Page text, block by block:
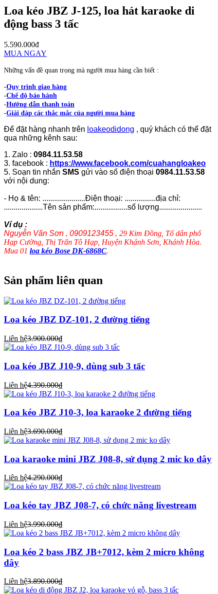
Loa kéo JBZ J-125, loa hát karaoke di
động bass 3 tấc
5.590.000đ
MUA NGAY
Những vấn đề quan trọng mà người mua hàng cần biết :
-Quy trình giao hàng
-Chế độ bảo hành
-Hướng dẫn thanh toán
-Giải đáp các thắc mắc của người mua hàng
Để đặt hàng nhanh trên loakeodidong , quý khách có thể đặt
qua những kênh sau:
1. Zalo : 0984.11.53.58
3. facebook : https://www.facebook.com/cuahangloakeo
5. Soạn tin nhắn SMS gửi vào số điện thoại 0984.11.53.58
với nội dung:
- Họ & tên: ......................Điện thoại: ................địa chỉ:
....................Tên sản phẩm:.................số lượng......................
Ví dụ :
Nguyễn Văn Sơn , 0909123455 , 29 Kim Đồng, Tổ dân phố
Hạp Cường, Thị Trấn Tô Hạp, Huyện Khánh Sơn, Khánh Hòa.
Mua 01 loa kéo Bose DK-6868C.
Sản phẩm liên quan
Loa kéo JBZ DZ-101, 2 đường tiếng
Liên hệ3.900.000₫
Loa kéo JBZ J10-9, dùng sub 3 tấc
Liên hệ4.390.000₫
Loa kéo JBZ J10-3, loa karaoke 2 đường tiếng
Liên hệ3.690.000₫
Loa karaoke mini JBZ J08-8, sử dụng 2 mic ko dây
Liên hệ4.290.000₫
Loa kéo tay JBZ J08-7, có chức năng livestream
Liên hệ3.990.000₫
Loa kéo 2 bass JBZ JB+7012, kèm 2 micro không
dây
Liên hệ3.890.000₫